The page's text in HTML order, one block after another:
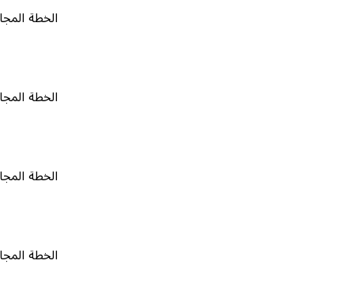
الخطة المجانية ٠
الخطة المجانية ٠
الخطة المجانية ٠
الخطة المجانية ٠